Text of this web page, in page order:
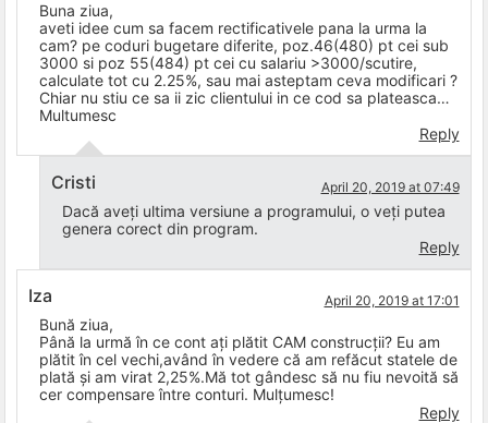
Buna ziua,
aveti idee cum sa facem rectificativele pana la urma la
cam? pe coduri bugetare diferite, poz.46(480) pt cei sub
3000 si poz 55(484) pt cei cu salariu >3000/scutire,
calculate tot cu 2.25%, sau mai asteptam ceva modificari ?
Chiar nu stiu ce sa ii zic clientului in ce cod sa plateasca…
Multumesc
Reply
Cristi April 20, 2019 at 07:49
Dacă aveți ultima versiune a programului, o veți putea
genera corect din program.
Reply
Iza April 20, 2019 at 17:01
Bună ziua,
Până la urmă în ce cont ați plătit CAM construcții? Eu am
plătit în cel vechi,având în vedere că am refăcut statele de
plată și am virat 2,25%.Mă tot gândesc să nu fiu nevoită să
cer compensare între conturi. Mulțumesc!
Reply